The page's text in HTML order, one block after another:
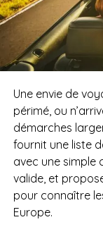
Une envie de
périmé, ou
démarches
fournit une liste
avec une simple
valide, et
pour connaître
Europe.